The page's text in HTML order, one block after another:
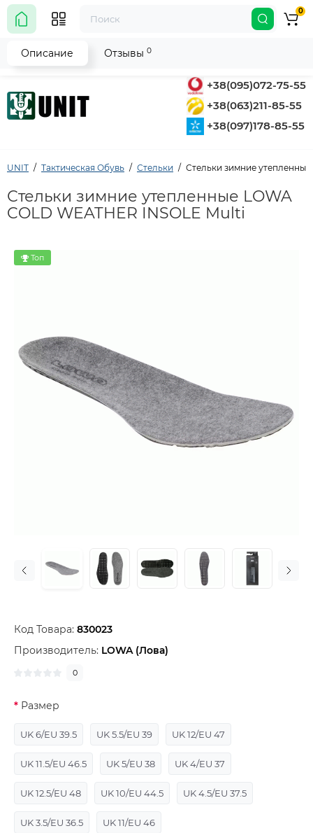
+38(095)072-75-55
+38(063)211-85-55
+38(097)178-85-55
0
UNIT Тактическая Обувь Стельки Стельки зимние утепленные
Стельки зимние утепленные LOWA
COLD WEATHER INSOLE Multi
Топ
Код Товара: 830023
Производитель: LOWA (Лова)
0
Размер
UK 6/EU 39.5 UK 5.5/EU 39 UK 12/EU 47
UK 11.5/EU 46.5 UK 5/EU 38 UK 4/EU 37
UK 12.5/EU 48 UK 10/EU 44.5 UK 4.5/EU 37.5
UK 3.5/EU 36.5 UK 11/EU 46
Описание Отзывы 0